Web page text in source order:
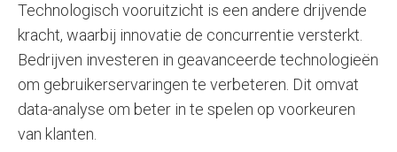
Technologisch vooruitzicht is een andere drijvende
kracht, waarbij innovatie de concurrentie versterkt.
Bedrijven investeren in geavanceerde technologieën
om gebruikerservaringen te verbeteren. Dit omvat
data-analyse om beter in te spelen op voorkeuren
van klanten.